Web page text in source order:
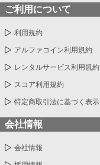
ご利用について
利用規約
アルファコイン利用規約
レンタルサービス利用規約
スコア利用規約
特定商取引法に基づく表示
会社情報
会社情報